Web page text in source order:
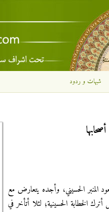
شبهات و ردود
المنبر الحسيني، وأجده يتعارض مع
الخطابة الحسينية؛ لئلا أتأخر في